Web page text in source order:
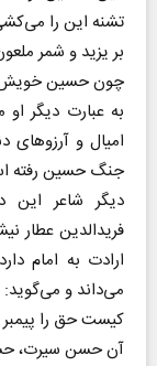
‌تشنه‌ این‌ را
بر یزید و شمر
‌چون‌ حسین‌ خویش‌
به عبارت دیگر
امیال و آرزوهای
جنگ حسین رفته
دیگر شاعر
فریدالدین عطار
ارادت به امام
می‌داند و می‌گوید:
کیست‌ حق‌ را پیمبر
آن‌ حسن‌ سیرت‌،